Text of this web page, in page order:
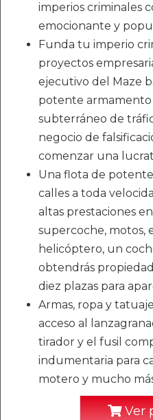
imperios criminales
emocionante y
Funda tu imperio
proyectos
ejecutivo del Maze
potente
subterráneo de
negocio de
comenzar una
Una flota de
calles a toda
altas prestaciones
supercoche, motos,
helicóptero, un
obtendrás
diez plazas para
Armas, ropa y
acceso al
tirador y el fusil
indumentaria para
motero y mucho
Ver